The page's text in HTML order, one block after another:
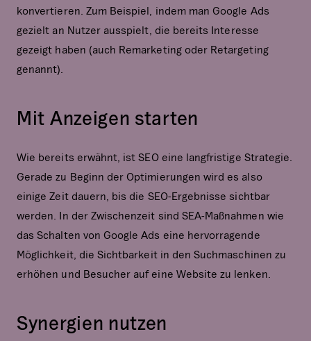
konvertieren. Zum Beispiel, indem man Google Ads
gezielt an Nutzer ausspielt, die bereits Interesse
gezeigt haben (auch Remarketing oder Retargeting
genannt).
Mit Anzeigen starten
Wie bereits erwähnt, ist SEO eine langfristige Strategie.
Gerade zu Beginn der Optimierungen wird es also
einige Zeit dauern, bis die SEO-Ergebnisse sichtbar
werden. In der Zwischenzeit sind SEA-Maßnahmen wie
das Schalten von Google Ads eine hervorragende
Möglichkeit, die Sichtbarkeit in den Suchmaschinen zu
erhöhen und Besucher auf eine Website zu lenken.
Synergien nutzen